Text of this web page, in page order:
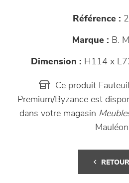
Référence :
Marque : B.
Dimension : H114 x
Ce produit
Premium/Byzance est
dans votre magasin
Mauléon
RETOUR